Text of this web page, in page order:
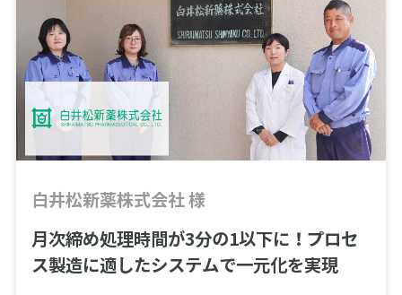
白井松新薬株式会社 様
月次締め処理時間が3分の1以下に！プロセ
ス製造に適したシステムで一元化を実現